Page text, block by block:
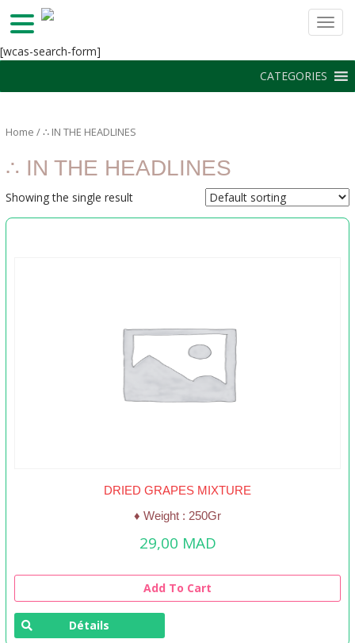
k
p
[wcas-search-form]
CATEGORIES
Home / ∴ IN THE HEADLINES
∴ IN THE HEADLINES
Showing the single result
DRIED GRAPES MIXTURE
♦ Weight : 250Gr
29,00 MAD
Add To Cart
Détails